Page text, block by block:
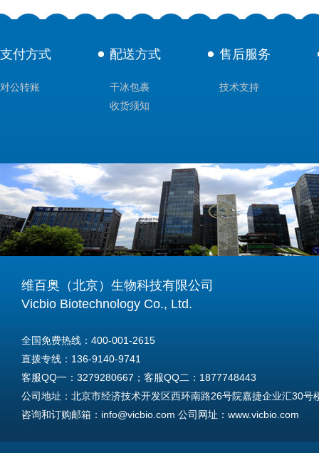
支付方式
对公转账
配送方式
干冰包裹
收货须知
售后服务
技术支持
维百奥（北京）生物科技有限公司
Vicbio Biotechnology Co., Ltd.
全国免费热线：400-001-2615
直拨专线：136-9140-9741
客服QQ一：3279280667；客服QQ二：1877748443
公司地址：北京市经济技术开发区西环南路26号院嘉捷企业汇30号
咨询和订购邮箱：info@vicbio.com 公司网址：www.vicbio.com